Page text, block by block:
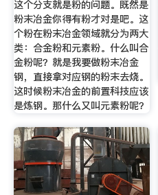
这个分支就是粉的问题。既然是
粉末冶金你得有粉才对是吧。这
个粉在粉末冶金领域就分为两大
类：合金粉和元素粉。什么叫合
金粉呢？就是我要做粉末冶金
钢，直接拿对应钢的粉末去烧。
这时候粉末冶金的前置科技应该
是炼钢。那什么又叫元素粉呢？